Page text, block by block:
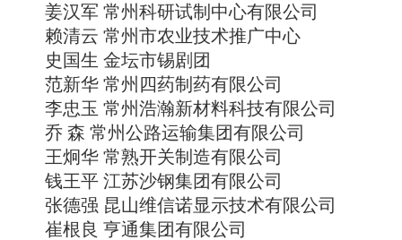
姜汉军 常州科研试制中心有限公司
赖清云 常州市农业技术推广中心
史国生 金坛市锡剧团
范新华 常州四药制药有限公司
李忠玉 常州浩瀚新材料科技有限公司
乔 森 常州公路运输集团有限公司
王炯华 常熟开关制造有限公司
钱王平 江苏沙钢集团有限公司
张德强 昆山维信诺显示技术有限公司
崔根良 亨通集团有限公司